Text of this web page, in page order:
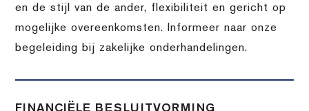
en de stijl van de ander, flexibiliteit en gericht op
mogelijke overeenkomsten. Informeer naar onze
begeleiding bij zakelijke onderhandelingen.
FINANCIËLE BESLUITVORMING